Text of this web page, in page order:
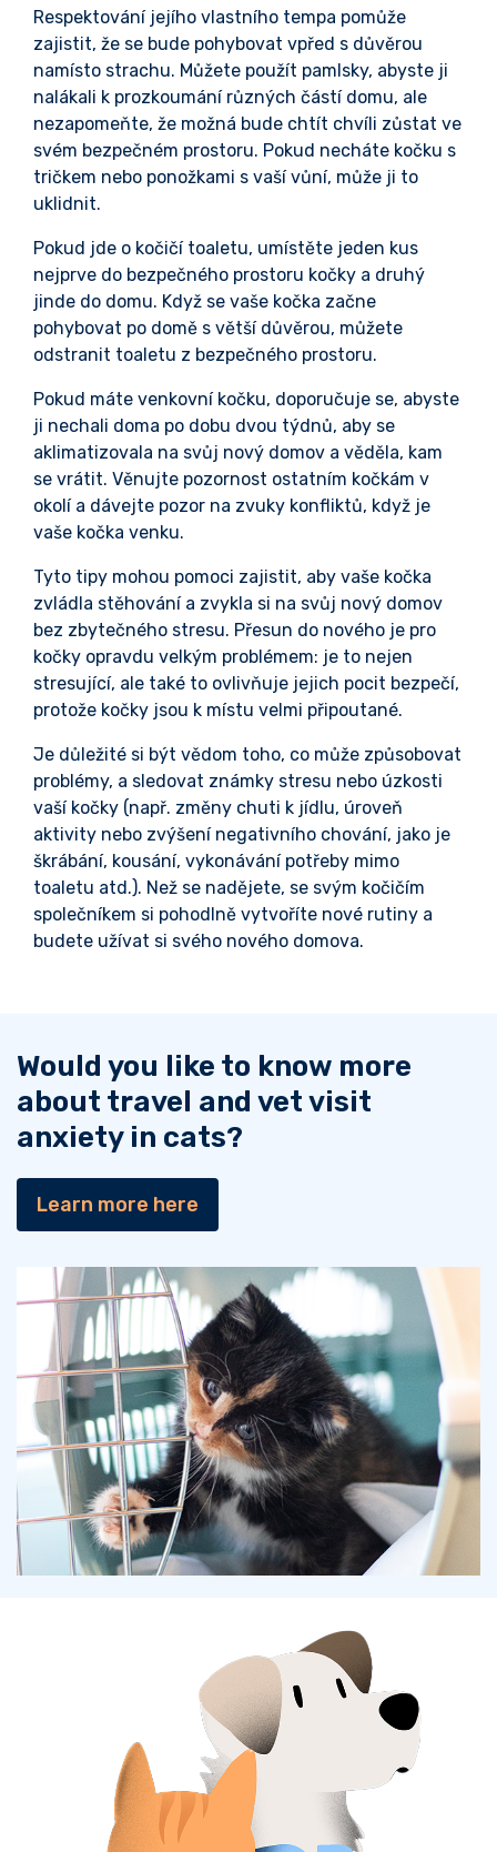
Respektování jejího vlastního tempa pomůže
zajistit, že se bude pohybovat vpřed s důvěrou
namísto strachu. Můžete použít pamlsky, abyste ji
nalákali k prozkoumání různých částí domu, ale
nezapomeňte, že možná bude chtít chvíli zůstat ve
svém bezpečném prostoru. Pokud necháte kočku s
tričkem nebo ponožkami s vaší vůní, může ji to
uklidnit.
Pokud jde o kočičí toaletu, umístěte jeden kus
nejprve do bezpečného prostoru kočky a druhý
jinde do domu. Když se vaše kočka začne
pohybovat po domě s větší důvěrou, můžete
odstranit toaletu z bezpečného prostoru.
Pokud máte venkovní kočku, doporučuje se, abyste
ji nechali doma po dobu dvou týdnů, aby se
aklimatizovala na svůj nový domov a věděla, kam
se vrátit. Věnujte pozornost ostatním kočkám v
okolí a dávejte pozor na zvuky konfliktů, když je
vaše kočka venku.
Tyto tipy mohou pomoci zajistit, aby vaše kočka
zvládla stěhování a zvykla si na svůj nový domov
bez zbytečného stresu. Přesun do nového je pro
kočky opravdu velkým problémem: je to nejen
stresující, ale také to ovlivňuje jejich pocit bezpečí,
protože kočky jsou k místu velmi připoutané.
Je důležité si být vědom toho, co může způsobovat
problémy, a sledovat známky stresu nebo úzkosti
vaší kočky (např. změny chuti k jídlu, úroveň
aktivity nebo zvýšení negativního chování, jako je
škrábání, kousání, vykonávání potřeby mimo
toaletu atd.). Než se nadějete, se svým kočičím
společníkem si pohodlně vytvoříte nové rutiny a
budete užívat si svého nového domova.
Would you like to know more
about travel and vet visit
anxiety in cats?
Learn more here